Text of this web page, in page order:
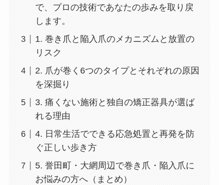
で、プロの技術であなたの歩みを取り戻
します。
1. 巻き爪と陥入爪のメカニズムと放置の
リスク
2. 爪が巻く6つのタイプとそれぞれの原因
を深掘り
3. 痛くない施術と独自の矯正器具が選ば
れる理由
4. 日常生活でできる応急処置と再発を防
ぐ正しい歩き方
5. 誉田町・大網周辺で巻き爪・陥入爪に
お悩みの方へ（まとめ）